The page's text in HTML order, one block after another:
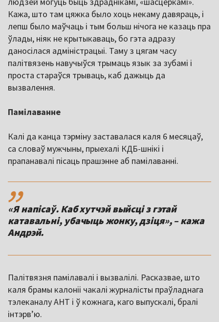
Кажа, што там цяжка было хоць некаму давяраць, і
лепш было маўчаць і тым больш нічога не казаць пра
ўлады, ніяк не крытыкаваць, бо гэта адразу
даносілася адміністрацыі. Таму з цягам часу
палітвязень навучыўся трымаць язык за зубамі і
проста стараўся трываць, каб дажыць да
вызвалення.
Памілаванне
Калі да канца тэрміну заставалася каля 6 месяцаў,
са словаў мужчыны, прыехалі КДБ-шнікі і
прапанавалі пісаць прашэнне аб памілаванні.
,,
«Я напісаў. Каб хутчэй выйсці з гэтай
катавальні, убачыць жонку, дзіця», – кажа
Андрэй.
Палітвязня памілавалі і вызвалілі. Расказвае, што
каля брамы калоніі чакалі журналісты праўладнага
тэлеканалу АНТ і ў кожнага, каго выпускалі, бралі
інтэрв’ю.